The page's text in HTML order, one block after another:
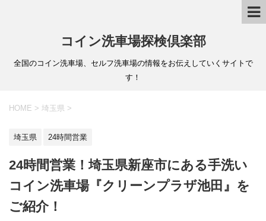
コイン洗車場探検倶楽部
全国のコイン洗車場、セルフ洗車場の情報をお伝えしていくサイトで
す！
HOME > 埼玉県 >
埼玉県 24時間営業
24時間営業！埼玉県新座市にある手洗い
コイン洗車場『クリーンプラザ池田』を
ご紹介！